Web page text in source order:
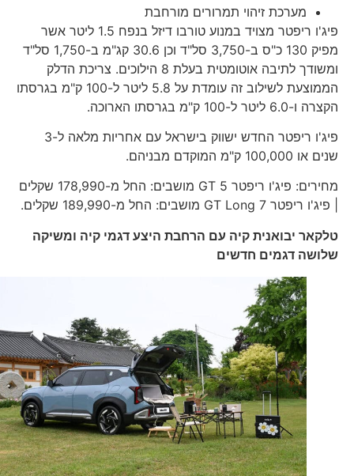
מערכת זיהוי תמרורים מורחבת
פיג'ו ריפטר מצויד במנוע טורבו דיזל בנפח 1.5 ליטר אשר
מפיק 130 כ"ס ב-3,750 סל"ד וכן 30.6 קג"מ ב-1,750 סל"ד
ומשודך לתיבה אוטומטית בעלת 8 הילוכים. צריכת הדלק
הממוצעת לשילוב זה עומדת על 5.8 ליטר ל-100 ק"מ בגרסתו
הקצרה ו-6.0 ליטר ל-100 ק"מ בגרסתו הארוכה.
פיג'ו ריפטר החדש ישווק בישראל עם אחריות מלאה ל-3
שנים או 100,000 ק"מ המוקדם מבניהם.
מחירים: פיג'ו ריפטר GT 5 מושבים: החל מ-178,990 שקלים
| פיג'ו ריפטר GT Long 7 מושבים: החל מ-189,990 שקלים.
טלקאר יבואנית קיה עם הרחבת היצע דגמי קיה ומשיקה
שלושה דגמיםחדשים